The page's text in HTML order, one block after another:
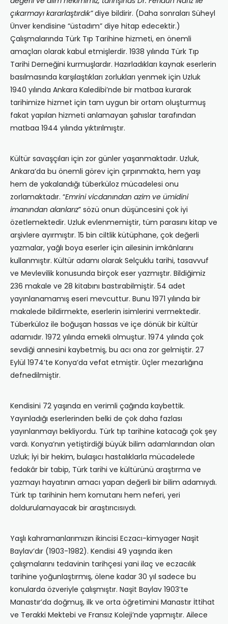
çıkarmayı kararlaştırdık”diye bildirir. (Daha sonraları Süheyl
Ünver kendisine “üstadım” diye hitap edecektir.)
Çalışmalarında Türk Tıp Tarihine hizmeti, en önemli
amaçları olarak kabul etmişlerdir. 1938 yılında Türk Tıp
Tarihi Derneğini kurmuşlardır. Hazırladıkları kaynak eserlerin
basılmasında karşılaştıkları zorlukları yenmek için Uzluk
1940 yılında Ankara Kaledibi’nde bir matbaa kurarak
tarihimize hizmet için tam uygun bir ortam oluşturmuş
fakat yapılan hizmeti anlamayan şahıslar tarafından
matbaa 1944 yılında yıktırılmıştır.
Kültür savaşçıları için zor günler yaşanmaktadır. Uzluk,
Ankara’da bu önemli görev için çırpınmakta, hem yaşı
hem de yakalandığı tüberküloz mücadelesi onu
zorlamaktadır. “Emrini vicdanından azim ve ümidini
imanından alanlarız” sözü onun düşüncesini çok iyi
özetlemektedir. Uzluk evlenmemiştir, tüm parasını kitap ve
arşivlere ayırmıştır. 15 bin ciltlik kütüphane, çok değerli
yazmalar, yağlı boya eserler için ailesinin imkânlarını
kullanmıştır. Kültür adamı olarak Selçuklu tarihi, tasavvuf
ve Mevlevilik konusunda birçok eser yazmıştır. Bildiğimiz
236 makale ve 28 kitabını bastırabilmiştir. 54 adet
yayınlanamamış eseri mevcuttur. Bunu 1971 yılında bir
makalede bildirmekte, eserlerin isimlerini vermektedir.
Tüberküloz ile boğuşan hassas ve içe dönük bir kültür
adamıdır. 1972 yılında emekli olmuştur. 1974 yılında çok
sevdiği annesini kaybetmiş, bu acı ona zor gelmiştir. 27
Eylül 1974’te Konya’da vefat etmiştir. Üçler mezarlığına
defnedilmiştir.
Kendisini 72 yaşında en verimli çağında kaybettik.
Yayınladığı eserlerinden belki de çok daha fazlası
yayınlanmayı bekliyordu. Türk tıp tarihine katacağı çok şey
vardı. Konya’nın yetiştirdiği büyük bilim adamlarından olan
Uzluk; İyi bir hekim, bulaşıcı hastalıklarla mücadelede
fedakâr bir tabip, Türk tarihi ve kültürünü araştırma ve
yazmayı hayatının amacı yapan değerli bir bilim adamıydı.
Türk tıp tarihinin hem komutanı hem neferi, yeri
doldurulamayacak bir araştırıcısıydı.
Yaşlı kahramanlarımızın ikincisi Eczacı-kimyager Naşit
Baylav’dır (1903-1982). Kendisi 49 yaşında iken
çalışmalarını tedavinin tarihçesi yani ilaç ve eczacılık
tarihine yoğunlaştırmış, ölene kadar 30 yıl sadece bu
konularda özveriyle çalışmıştır. Naşit Baylav 1903’te
Manastır’da doğmuş, ilk ve orta öğretimini Manastır İttihat
ve Terakki Mektebi ve Fransız Koleji’nde yapmıştır. Ailece